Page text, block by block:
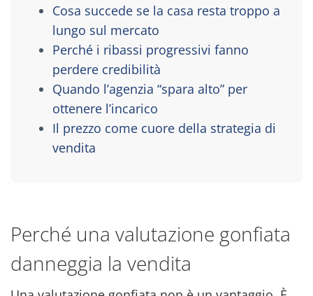
Cosa succede se la casa resta troppo a
lungo sul mercato
Perché i ribassi progressivi fanno
perdere credibilità
Quando l’agenzia “spara alto” per
ottenere l’incarico
Il prezzo come cuore della strategia di
vendita
Perché una valutazione gonfiata
danneggia la vendita